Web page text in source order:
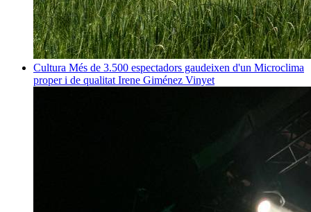
Cultura Més de 3.500 espectadors gaudeixen d'un Microclima
proper i de qualitat Irene Giménez Vinyet